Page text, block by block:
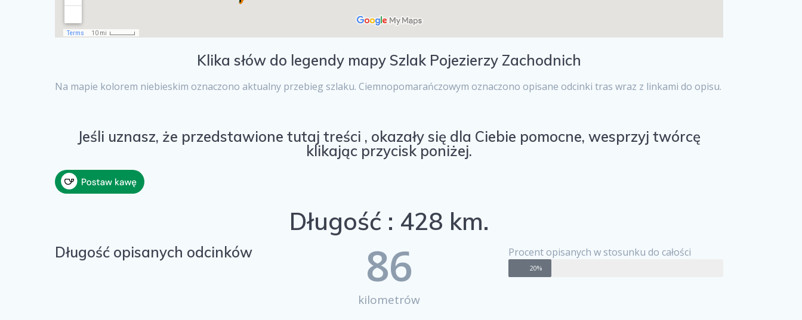
Klika słów do legendy mapy Szlak Pojezierzy Zachodnich
Na mapie kolorem niebieskim oznaczono aktualny przebieg szlaku. Ciemnopomarańczowym oznaczono opisane odcinki tras wraz z linkami do opisu.
Jeśli uznasz, że przedstawione tutaj treści , okazały się dla Ciebie pomocne, wesprzyj twórcę
klikając przycisk poniżej.
Długość : 428 km.
Długość opisanych odcinków
kilometrów
86 Procent opisanych w stosunku do całości
20%